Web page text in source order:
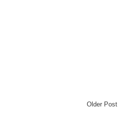
Older Post